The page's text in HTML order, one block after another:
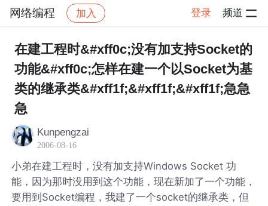
网络编程 加入 登录 频道
社区 网络编程 帖子详情
在建工程时&#xff0c;没有加支持Socket的
功能&#xff0c;怎样在建一个以Socket为基
类的继承类&#xff1f;&#xff1f;&#xff1f;急急
急
Kunpengzai
2006-08-16
小弟在建工程时，没有加支持Windows Socket 功
能，因为那时没用到这个功能，现在新加了一个功能，
要用到Socket编程，我建了一个socket的继承类，但